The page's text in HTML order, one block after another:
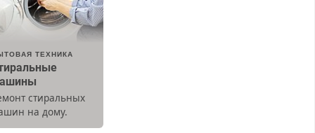
ТЕХНИКА
стиральных
на дому.
и диагностика